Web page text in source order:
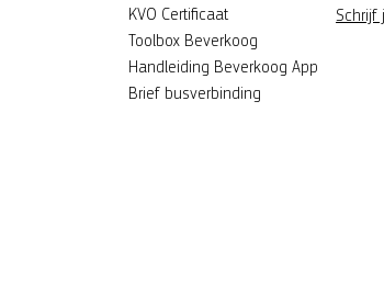
KVO Certificaat
Toolbox Beverkoog
Handleiding Beverkoog App
Brief busverbinding
Schrijf